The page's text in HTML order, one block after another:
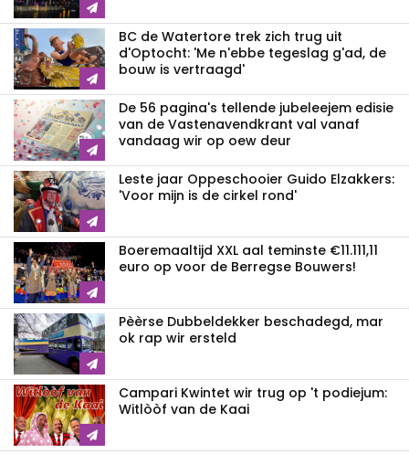
BC de Watertore trek zich trug uit
d'Optocht: 'Me n'ebbe tegeslag g'ad, de
bouw is vertraagd'
De 56 pagina's tellende jubeleejem edisie
van de Vastenavendkrant val vanaf
vandaag wir op oew deur
Leste jaar Oppeschooier Guido Elzakkers:
'Voor mijn is de cirkel rond'
Boeremaaltijd XXL aal teminste €11.111,11
euro op voor de Berregse Bouwers!
Pèèrse Dubbeldekker beschadegd, mar
ok rap wir ersteld
Campari Kwintet wir trug op 't podiejum:
Witlòòf van de Kaai